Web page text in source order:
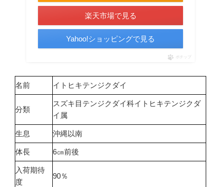
楽天市場で見る
Yahoo!ショッピングで見る
ポチップ
名前 イトヒキテンジクダイ
分類
スズキ目テンジクダイ科イトヒキテンジクダ
イ属
生息 沖縄以南
体長 6㎝前後
入荷期待
度
90％